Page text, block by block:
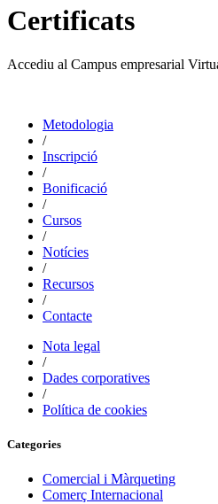
Certificats
Accediu al Campus empresarial
Metodologia
/
Inscripció
/
Bonificació
/
Cursos
/
Notícies
/
Recursos
/
Contacte
Nota legal
/
Dades corporatives
/
Política de cookies
Categories
Comercial i Màrqueting
Comerç Internacional